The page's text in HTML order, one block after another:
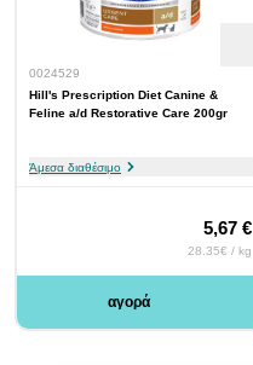
0024529
Hill's Prescription Diet Canine &
Feline a/d Restorative Care 200gr
Άμεσα διαθέσιμο
5,67 €
28.35€ / kg
αγορά